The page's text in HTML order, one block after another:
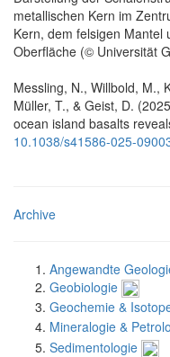
metallischen Kern im
Kern, dem felsigen
Oberfläche (© Universität
Messling, N., Willbold, M.,
Müller, T., & Geist, D.
ocean island basalts
10.1038/s41586-025-
Archive
Angewandte
Geobiologie
Geochemie &
Mineralogie &
Sedimentologie